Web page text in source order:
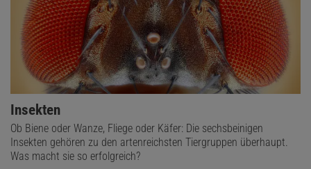
Insekten
Ob Biene oder Wanze, Fliege oder Käfer: Die sechsbeinigen
Insekten gehören zu den artenreichsten Tiergruppen überhaupt.
Was macht sie so erfolgreich?